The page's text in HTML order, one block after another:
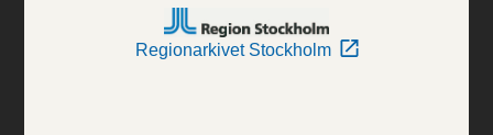
Regionarkivet Stockholm